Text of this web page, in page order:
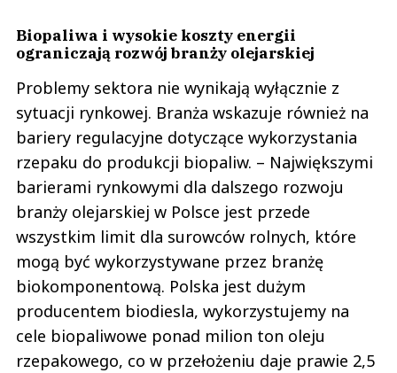
Biopaliwa i wysokie koszty energii
ograniczają rozwój branży olejarskiej
Problemy sektora nie wynikają wyłącznie z
sytuacji rynkowej. Branża wskazuje również na
bariery regulacyjne dotyczące wykorzystania
rzepaku do produkcji biopaliw. – Największymi
barierami rynkowymi dla dalszego rozwoju
branży olejarskiej w Polsce jest przede
wszystkim limit dla surowców rolnych, które
mogą być wykorzystywane przez branżę
biokomponentową. Polska jest dużym
producentem biodiesla, wykorzystujemy na
cele biopaliwowe ponad milion ton oleju
rzepakowego, co w przełożeniu daje prawie 2,5